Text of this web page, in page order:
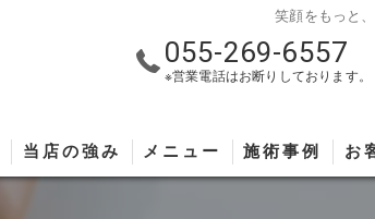
笑顔をもっと
055-269-6557
※営業電話はお断りしております。
当店の強み メニュー 施術事例 お